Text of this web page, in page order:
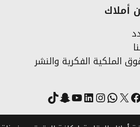
أملاك
الملكية الفكرية والنشر
X واتساب
انستقرام
لينكد إنيوتيوب
سناب شات
تيك توك